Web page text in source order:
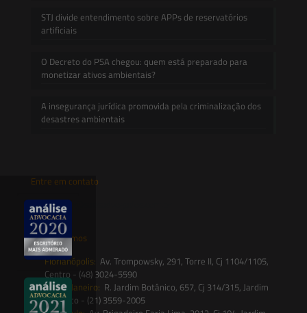
STJ divide entendimento sobre APPs de reservatórios
artificiais
O Decreto do PSA chegou: quem está preparado para
monetizar ativos ambientais?
A insegurança jurídica promovida pela criminalização dos
desastres ambientais
Entre em contato
contato@saesadvogados.com.br
Onde estamos
Florianópolis: Av. Trompowsky, 291, Torre II, Cj 1104/1105,
Centro - (48) 3024-5590
Rio de Janeiro: R. Jardim Botânico, 657, Cj 314/315, Jardim
Botânico - (21) 3559-2005